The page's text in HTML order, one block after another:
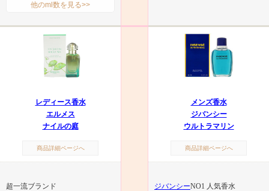
他のml数を見る>>
レディース香水
エルメス
ナイルの庭
商品詳細ページへ
メンズ香水
ジバンシー
ウルトラマリン
商品詳細ページへ
超一流ブランド
ジバンシーNO1 人気香水